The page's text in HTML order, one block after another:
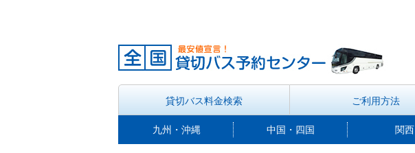
貸切バス料金検索 ご利用方法
九州・沖縄 中国・四国 関西